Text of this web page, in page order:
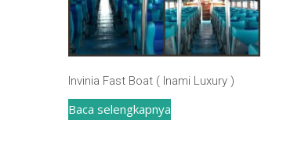
Invinia Fast Boat ( Inami Luxury )
Baca selengkapnya